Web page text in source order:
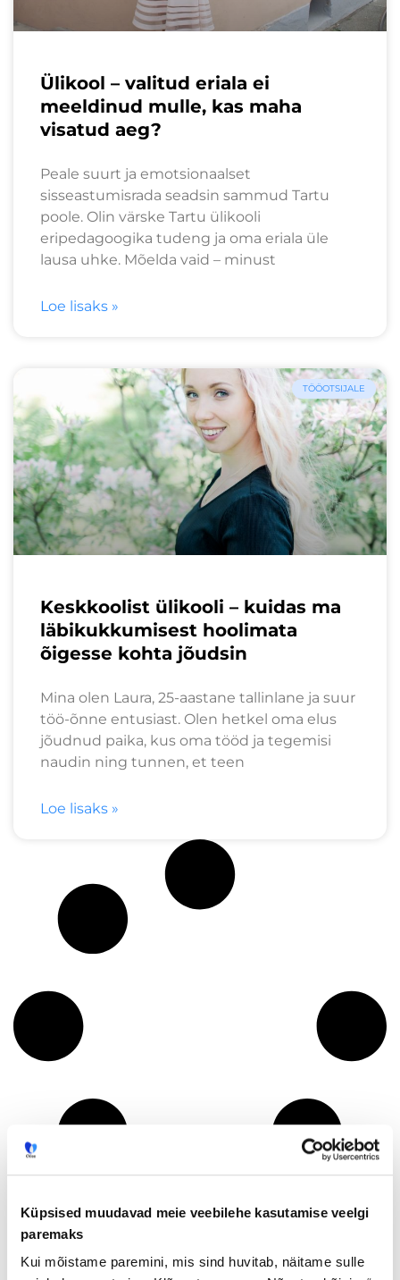
Küpsised muudavad meie veebilehe kasutamise veelgi
paremaks
Kui mõistame paremini, mis sind huvitab, näitame sulle
Ülikool – valitud eriala ei
meeldinud mulle, kas maha
visatud aeg?
Peale suurt ja emotsionaalset
sisseastumisrada seadsin sammud Tartu
poole. Olin värske Tartu ülikooli
eripedagoogika tudeng ja oma eriala üle
lausa uhke. Mõelda vaid – minust
Loe lisaks »
TÖÖOTSIJALE
Keskkoolist ülikooli – kuidas ma
läbikukkumisest hoolimata
õigesse kohta jõudsin
Mina olen Laura, 25-aastane tallinlane ja suur
töö-õnne entusiast. Olen hetkel oma elus
jõudnud paika, kus oma tööd ja tegemisi
naudin ning tunnen, et teen
Loe lisaks »